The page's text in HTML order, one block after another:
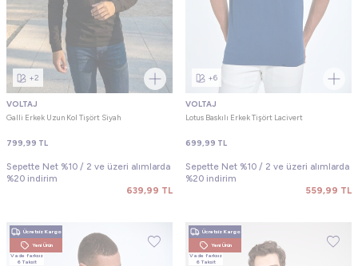
+2
VOLTAJ
Galli Erkek Uzun Kol Tişört Siyah
799,99 TL
Sepette Net %10 / 2 ve üzeri alımlarda
%20 indirim
639,99 TL
+6
VOLTAJ
Lotus Baskılı Erkek Tişört Lacivert
699,99 TL
Sepette Net %10 / 2 ve üzeri alımlarda
%20 indirim
559,99 TL
Ücretsiz Kargo
Yeni Ürün
Vade farksız
6 Taksit
Ücretsiz Kargo
Yeni Ürün
Vade farksız
6 Taksit